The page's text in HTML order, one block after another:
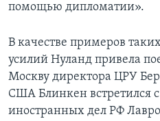
помощью дипломатии».
В качестве примеров
усилий Нуланд привела
Москву директора ЦРУ
США Блинкен встретился
иностранных дел РФ